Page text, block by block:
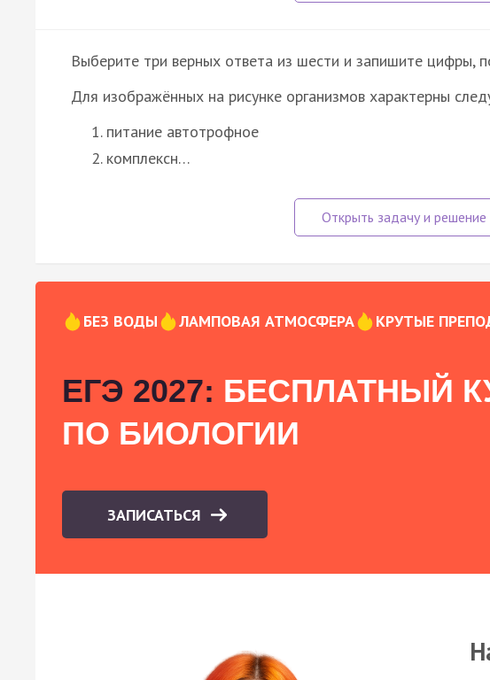
Выберите три верных ответа из шести и запишите цифры,
Для изображённых на рисунке организмов характерны
питание автотрофное
комплексн…
БЕЗ ВОДЫ ЛАМПОВАЯ АТМОСФЕРА КРУТЫЕ
ЕГЭ 2027: БЕСПЛАТНЫЙ
ПО БИОЛОГИИ
ЗАПИСАТЬСЯ